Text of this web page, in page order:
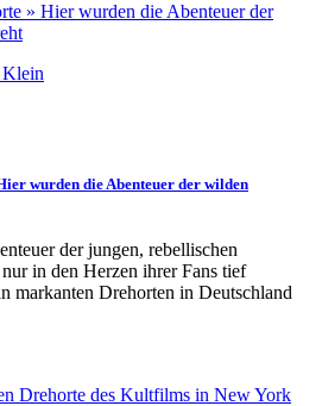
wurden die Abenteuer der wilden
der jungen, rebellischen
in den Herzen ihrer Fans tief
markanten Drehorten in Deutschland